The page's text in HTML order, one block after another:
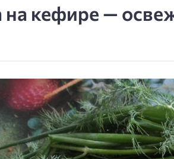
кефире —